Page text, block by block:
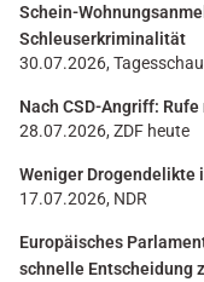
Schein-
Schleuserkriminalität
30.07.2026, Tagesschau
Nach CSD-Angriff:
28.07.2026, ZDF heute
Weniger Drogendelikte
17.07.2026, NDR
Europäisches
schnelle Entscheidung